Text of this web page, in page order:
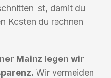
ist, damit du
Kosten du rechnen
Mainz legen wir
Wir vermeiden